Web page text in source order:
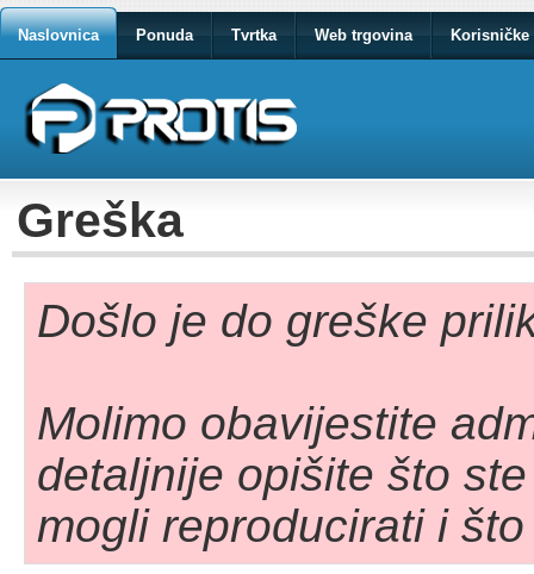
Naslovnica Ponuda Tvrtka Web trgovina Korisničke
Greška
Došlo je do greške
Molimo obavijestite
detaljnije opišite što
mogli reproducirati i